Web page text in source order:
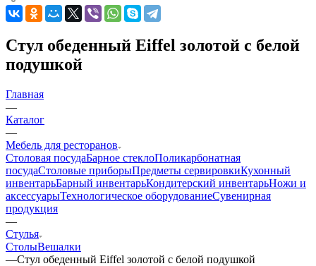
Стул обеденный Eiffel золотой с белой
подушкой
Главная
—
Каталог
—
Мебель для ресторанов
Столовая посудаБарное стеклоПоликарбонатная
посудаСтоловые приборыПредметы сервировкиКухонный
инвентарьБарный инвентарьКондитерский инвентарьНожи и
аксессуарыТехнологическое оборудованиеСувенирная
продукция
—
Стулья
СтолыВешалки
—Стул обеденный Eiffel золотой с белой подушкой